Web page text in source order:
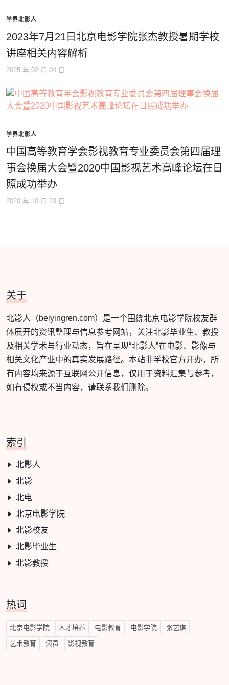
学界北影人
2023年7月21日北京电影学院张杰教授暑期学校
讲座相关内容解析
2025 年 02 月 04 日
学界北影人
中国高等教育学会影视教育专业委员会第四届理
事会换届大会暨2020中国影视艺术高峰论坛在日
照成功举办
2020 年 10 月 23 日
关于
北影人（beiyingren.com）是一个围绕北京电影学院校友群
体展开的资讯整理与信息参考网站，关注北影毕业生、教授
及相关学术与行业动态，旨在呈现“北影人”在电影、影像与
相关文化产业中的真实发展路径。本站非学校官方开办，所
有内容均来源于互联网公开信息，仅用于资料汇集与参考，
如有侵权或不当内容，请联系我们删除。
索引
北影人
北影
北电
北京电影学院
北影校友
北影毕业生
北影教授
热词
北京电影学院 人才培养 电影教育 电影学院 张艺谋
艺术教育 演员 影视教育